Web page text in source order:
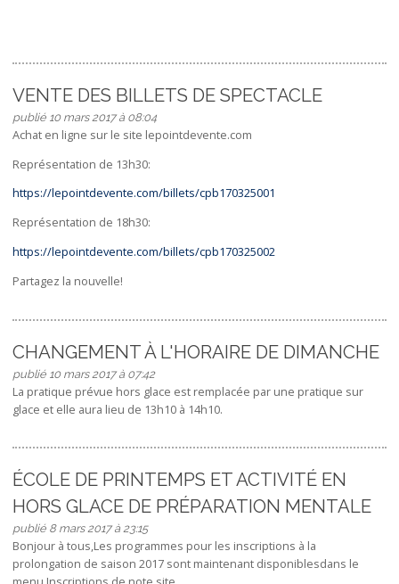
VENTE DES BILLETS DE SPECTACLE
publié 10 mars 2017 à 08:04
Achat en ligne sur le site lepointdevente.com
Représentation de 13h30:
https://lepointdevente.com/billets/cpb170325001
Représentation de 18h30:
https://lepointdevente.com/billets/cpb170325002
Partagez la nouvelle!
CHANGEMENT À L'HORAIRE DE DIMANCHE
publié 10 mars 2017 à 07:42
La pratique prévue hors glace est remplacée par une pratique sur
glace et elle aura lieu de 13h10 à 14h10.
ÉCOLE DE PRINTEMPS ET ACTIVITÉ EN
HORS GLACE DE PRÉPARATION MENTALE
publié 8 mars 2017 à 23:15
Bonjour à tous,Les programmes pour les inscriptions à la
prolongation de saison 2017 sont maintenant disponiblesdans le